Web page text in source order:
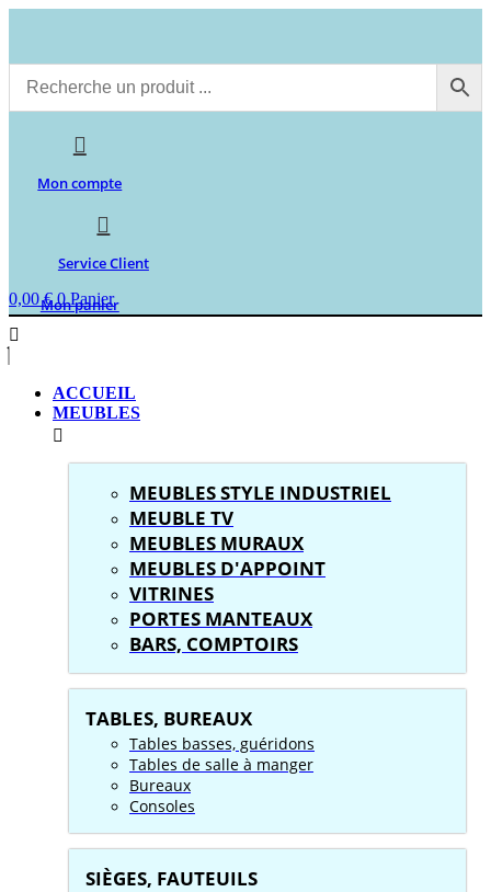
Mon compte
Service Client
0,00€ 0 Panier
Mon panier
ACCUEIL
MEUBLES
MEUBLES STYLE INDUSTRIEL
MEUBLE TV
MEUBLES MURAUX
MEUBLES D'APPOINT
VITRINES
PORTES MANTEAUX
BARS, COMPTOIRS
TABLES, BUREAUX
Tables basses, guéridons
Tables de salle à manger
Bureaux
Consoles
SIÈGES, FAUTEUILS